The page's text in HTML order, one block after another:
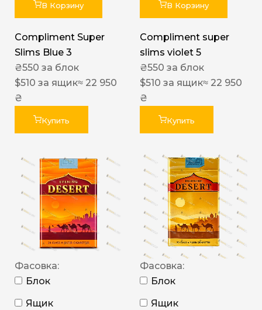
В Корзину
Compliment Super
Slims Blue 3
₴550 за блок
$510 за ящик≈ 22 950
₴
Купить
В Корзину
Compliment super
slims violet 5
₴550 за блок
$510 за ящик≈ 22 950
₴
Купить
Фасовка:
Блок
Ящик
Фасовка:
Блок
Ящик